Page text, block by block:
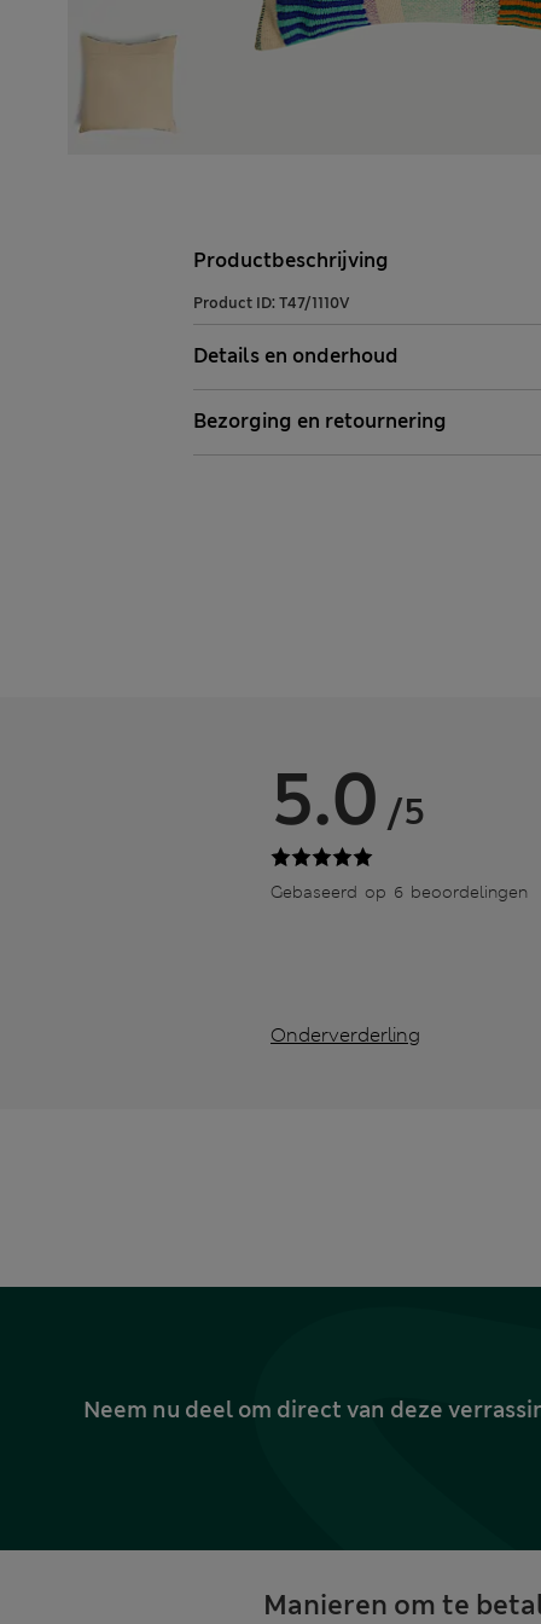
Productbeschrijving
Product ID: T47/1110V
Details en onderhoud
Bezorging en retournering
5.0 /5
Gebaseerd op 6 beoordelingen
Onderverderling
Neem nu deel om direct van deze
Manieren om te